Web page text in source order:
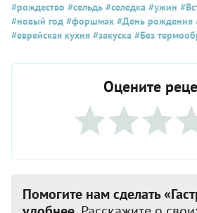
#рождество #сельдь #селедка #ужин
#новый год #форшмак #День рождения
#еврейская кухня #закуска #Без
Оцените
Помогите нам сделать